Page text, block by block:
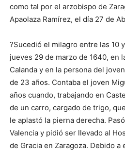
como tal por el arzobispo de
Apaolaza Ramírez, el día 27 de
?Sucedió el milagro entre las 10
jueves 29 de marzo de 1640, en
Calanda y en la persona del
de 23 años. Contaba el joven
años cuando, trabajando en
de un carro, cargado de trigo,
le aplastó la pierna derecha.
Valencia y pidió ser llevado al
de Gracia en Zaragoza. Debido